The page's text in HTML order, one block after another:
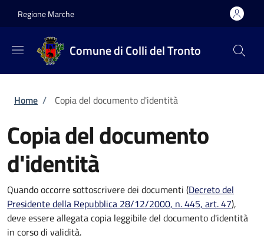
Regione Marche
Comune di Colli del Tronto
Briciole di pane
Home / Copia del documento d'identità
Copia del documento
d'identità
Quando occorre sottoscrivere dei documenti (Decreto del
Presidente della Repubblica 28/12/2000, n. 445, art. 47),
deve essere allegata copia leggibile del documento d'identità
in corso di validità.